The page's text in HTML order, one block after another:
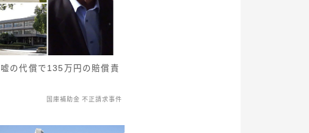
の代償で135万円の賠償責
国庫補助金 不正請求事件